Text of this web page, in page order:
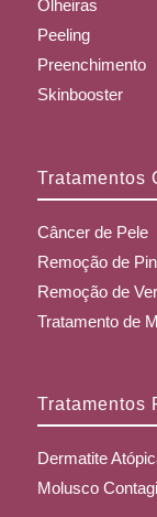
Olheiras
Peeling
Preenchimento
Skinbooster
Tratamentos
Câncer de Pele
Remoção de
Remoção de
Tratamento de
Tratamentos
Dermatite
Molusco